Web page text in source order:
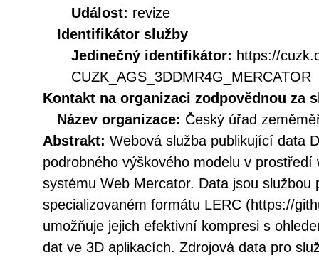
Událost: revize
Identifikátor služby
Jedinečný identifikátor: https://
CUZK_AGS_3DDMR4G_MERCATOR
Kontakt na organizaci zodpovědnou za
Název organizace: Český úřad
Abstrakt: Webová služba publikující data
podrobného výškového modelu v
systému Web Mercator. Data jsou službou
specializovaném formátu LERC (https://
umožňuje jejich efektivní kompresi s
dat ve 3D aplikacích. Zdrojová data pro